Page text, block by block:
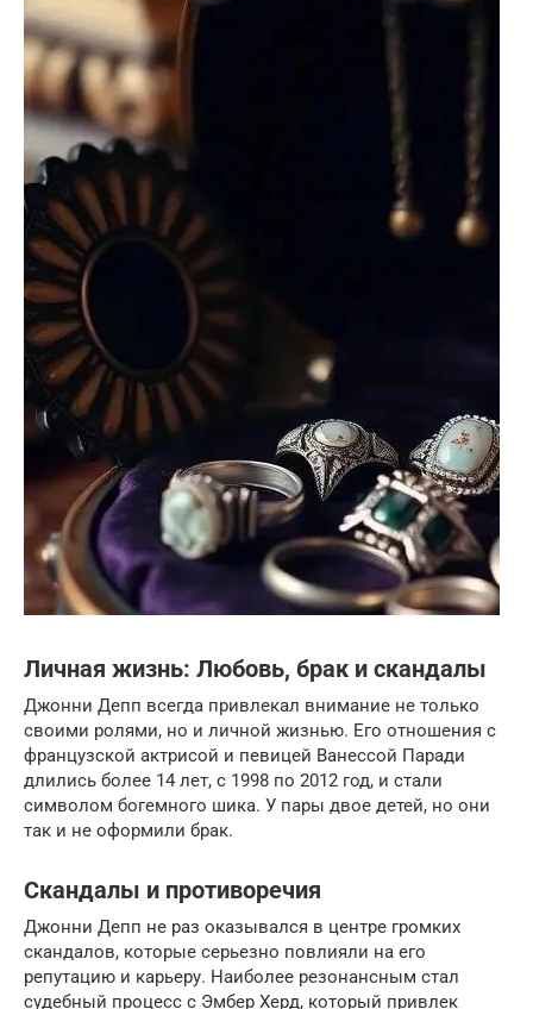
Личная жизнь: Любовь, брак и скандалы
Джонни Депп всегда привлекал внимание не только
своими ролями, но и личной жизнью. Его отношения с
французской актрисой и певицей Ванессой Паради
длились более 14 лет, с 1998 по 2012 год, и стали
символом богемного шика. У пары двое детей, но они
так и не оформили брак.
Скандалы и противоречия
Джонни Депп не раз оказывался в центре громких
скандалов, которые серьезно повлияли на его
репутацию и карьеру. Наиболее резонансным стал
судебный процесс с Эмбер Херд, который привлек